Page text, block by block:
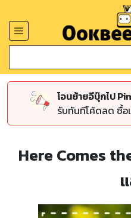
โอนย้ายอีบุ๊กไป
รับทันทีโค้ดลด ซื้อ
Here Comes